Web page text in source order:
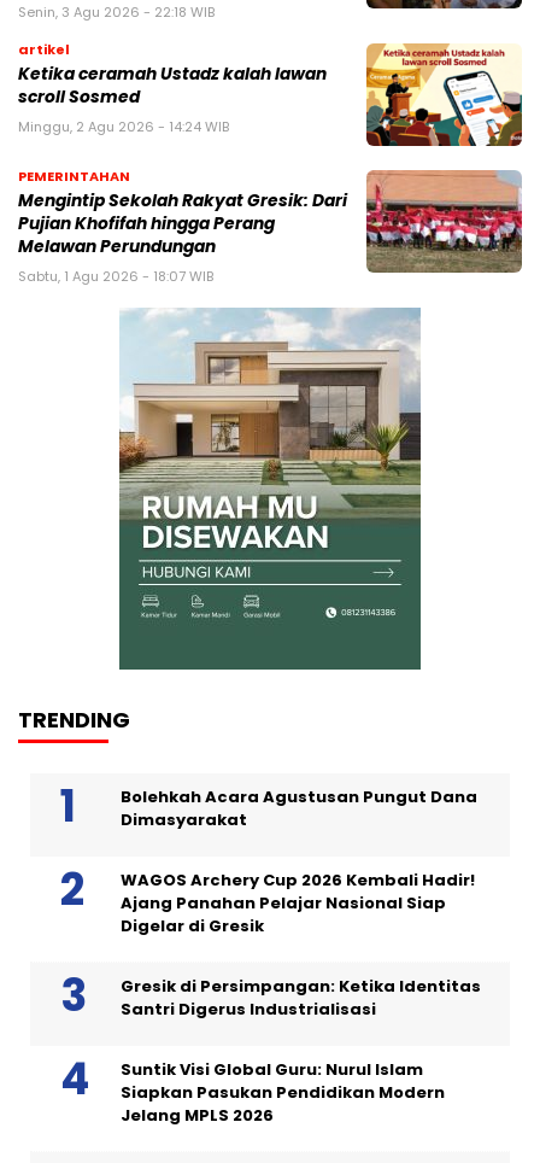
Senin, 3 Agu 2026 - 22:18 WIB
artikel
Ketika ceramah Ustadz kalah lawan
scroll Sosmed
Minggu, 2 Agu 2026 - 14:24 WIB
PEMERINTAHAN
Mengintip Sekolah Rakyat Gresik: Dari
Pujian Khofifah hingga Perang
Melawan Perundungan
Sabtu, 1 Agu 2026 - 18:07 WIB
TRENDING
Bolehkah Acara Agustusan Pungut Dana
Dimasyarakat
WAGOS Archery Cup 2026 Kembali Hadir!
Ajang Panahan Pelajar Nasional Siap
Digelar di Gresik
Gresik di Persimpangan: Ketika Identitas
Santri Digerus Industrialisasi
Suntik Visi Global Guru: Nurul Islam
Siapkan Pasukan Pendidikan Modern
Jelang MPLS 2026